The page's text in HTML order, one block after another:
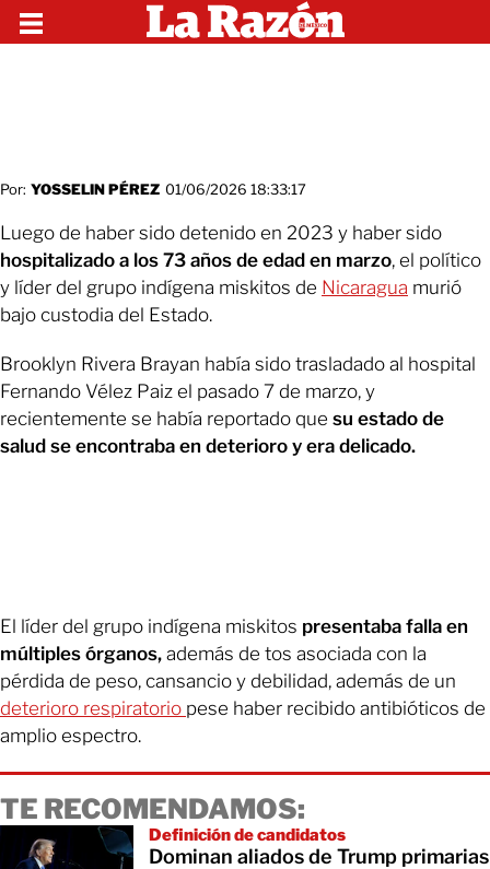
Por: YOSSELIN PÉREZ 01/06/2026 18:33:17
Luego de haber sido detenido en 2023 y haber sido
hospitalizado a los 73 años de edad en marzo, el político
y líder del grupo indígena miskitos de Nicaragua murió
bajo custodia del Estado.
Brooklyn Rivera Brayan había sido trasladado al hospital
Fernando Vélez Paiz el pasado 7 de marzo, y
recientemente se había reportado que su estado de
salud se encontraba en deterioro y era delicado.
El líder del grupo indígena miskitos presentaba falla en
múltiples órganos, además de tos asociada con la
pérdida de peso, cansancio y debilidad, además de un
deterioro respiratorio pese haber recibido antibióticos de
amplio espectro.
TE RECOMENDAMOS:
Definición de candidatos
Dominan aliados de Trump primarias